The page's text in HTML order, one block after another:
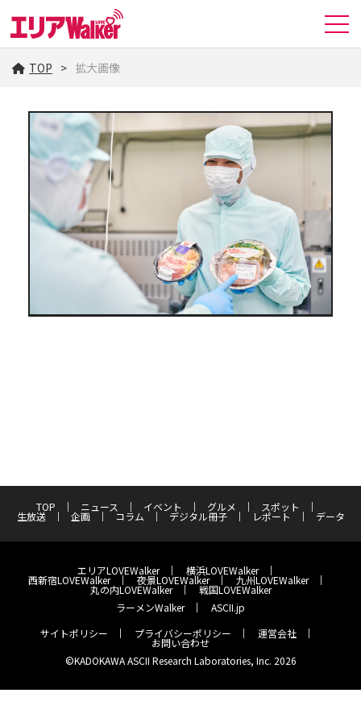
TOP 拡大画像
TOP ニュース イベント グルメ スポット
生放送 企画 コラム デジタル冊子 レポート データ
エリアLOVEWalker 横浜LOVEWalker
西新宿LOVEWalker 夜景LOVEWalker 九州LOVEWalker
丸の内LOVEWalker
戦国LOVEWalker
ラーメンWalker
ASCII.jp
サイトポリシー
プライバシーポリシー 運営会社
お問い合わせ
©KADOKAWA ASCII Research Laboratories, Inc. 2026